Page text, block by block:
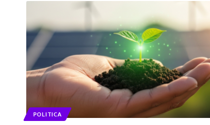
POLITICA